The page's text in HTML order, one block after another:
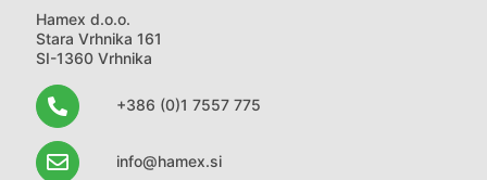
Hamex d.o.o.
Stara Vrhnika 161
SI-1360 Vrhnika
+386 (0)1 7557 775
info@hamex.si